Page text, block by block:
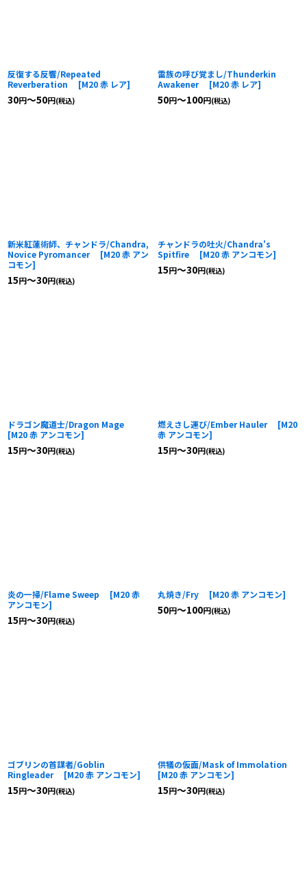
反復する反響/Repeated
Reverberation
[M20 赤 レア]
30円～50円(税込)
雷族の呼び覚まし/Thunderkin
Awakener
[M20 赤 レア]
50円～100円(税込)
新米紅蓮術師、チャンドラ/Chandra,
Novice Pyromancer
[M20 赤 アン
コモン]
15円～30円(税込)
チャンドラの吐火/Chandra's
Spitfire
[M20 赤 アンコモン]
15円～30円(税込)
ドラゴン魔道士/Dragon Mage
[M20 赤 アンコモン]
15円～30円(税込)
燃えさし運び/Ember Hauler [M20
赤 アンコモン]
15円～30円(税込)
炎の一掃/Flame Sweep [M20 赤
アンコモン]
15円～30円(税込)
丸焼き/Fry [M20 赤 アンコモン]
50円～100円(税込)
ゴブリンの首謀者/Goblin
Ringleader
[M20 赤 アンコモン]
15円～30円(税込)
供犠の仮面/Mask of Immolation
[M20 赤 アンコモン]
15円～30円(税込)